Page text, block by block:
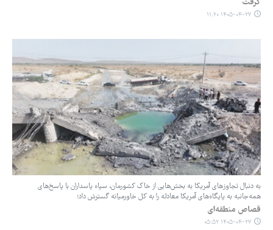
۱۴۰۵-۰۴-۲۷ ۱۱:۲۰
به دنبال تجاوزهای آمریکا به بخش‌هایی از خاک کشورمان، سپاه پاسداران با پاسخ‌های
همه‌جانبه به پایگاه‌های آمریکا معادله را به کل خاورمیانه گسترش داد؛
قصاص منطقه‌ای
۱۴۰۵-۰۴-۲۷ ۰۵:۵۲